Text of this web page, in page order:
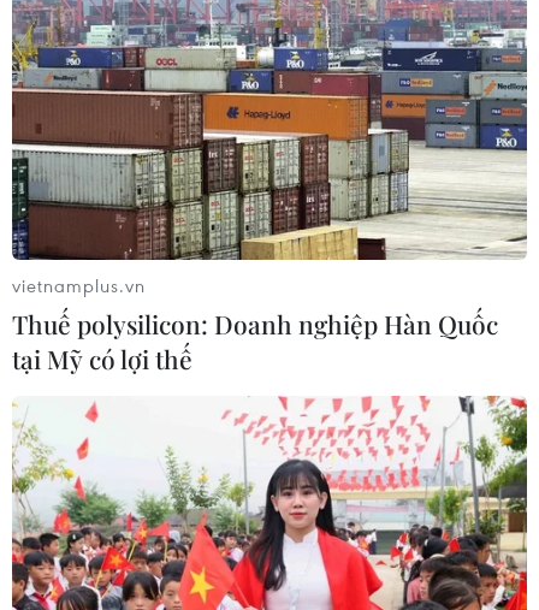
Quảng Trị: Mùa mưa lũ cận kề,
thường trực nỗi lo bờ sông 'nuốt' đất
06/08/2026 05:14
Mưa dông khiến hàng chục
chuyến bay tới Nội Bài không thể hạ
cánh
06/08/2026 04:37
Cảnh báo lũ quét, sạt lở đất ở 8 tỉnh
khu vực Bắc Bộ và Thanh Hóa
06/08/2026 03:47
Xem thêm
vietnamplus.vn
Thuế polysilicon: Doanh nghiệp Hàn Quốc
tại Mỹ có lợi thế